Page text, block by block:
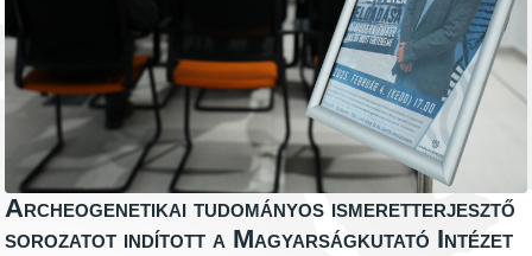
Archeogenetikai tudományos ismeretterjesztő
sorozatot indított a Magyarságkutató Intézet